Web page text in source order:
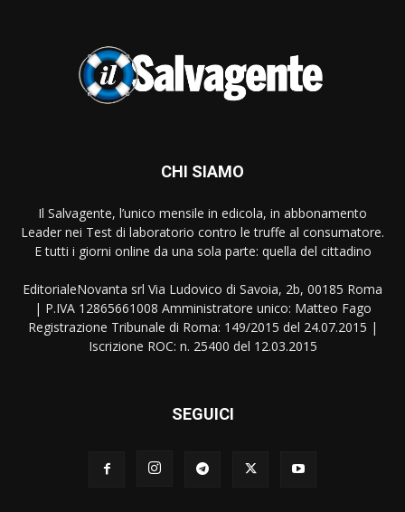
CHI SIAMO
Il Salvagente, l’unico mensile in edicola, in abbonamento
Leader nei Test di laboratorio contro le truffe al consumatore.
E tutti i giorni online da una sola parte: quella del cittadino
EditorialeNovanta srl Via Ludovico di Savoia, 2b, 00185 Roma
| P.IVA 12865661008 Amministratore unico: Matteo Fago
Registrazione Tribunale di Roma: 149/2015 del 24.07.2015 |
Iscrizione ROC: n. 25400 del 12.03.2015
SEGUICI